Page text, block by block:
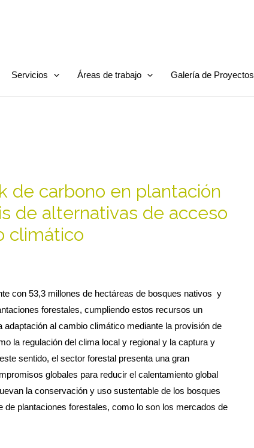
Servicios Áreas de trabajo Galería de Proyectos
de carbono en plantación
de alternativas de acceso
climático
con 53,3 millones de hectáreas de bosques nativos y
forestales, cumpliendo estos recursos un
adaptación al cambio climático mediante la provisión de
la regulación del clima local y regional y la captura y
sentido, el sector forestal presenta una gran
globales para reducir el calentamiento global
la conservación y uso sustentable de los bosques
de plantaciones forestales, como lo son los mercados de